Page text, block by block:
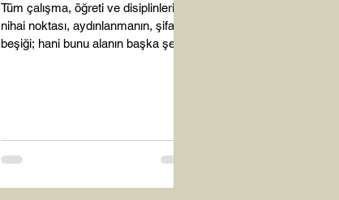
Tüm çalışma, öğreti ve disiplinlerin
nihai noktası, aydınlanmanın, şifanın
beşiği; hani bunu alanın başka şey